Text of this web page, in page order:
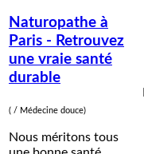
Naturopathe à
Paris - Retrouvez
une vraie santé
durable
( / Médecine douce)
Nous méritons tous